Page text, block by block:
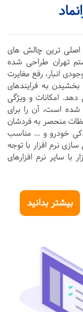
اصلی ترین چالش های
تهران طراحی شده
انبار، رفع مغایرت
به فرایندهای
دهد. امکانات و ویژگی
شده است، آن را برای
منحصر به فردشان
خودرو و ... مناسب
نرم افزار با توجه
با سایر نرم افزارهای
بیشتر بدانید